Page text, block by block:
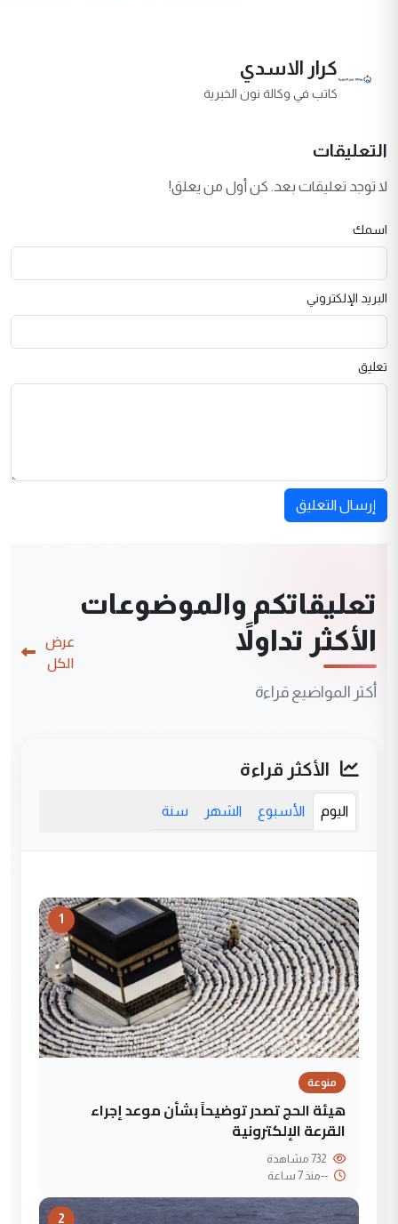
كرار الاسدي
كاتب في وكالة نون الخبرية
التعليقات
لا توجد تعليقات بعد. كن أول من يعلق!
اسمك
البريد الإلكتروني
تعليق
إرسال التعليق
تعليقاتكم والموضوعات
الأكثر تداولاً
أكثر المواضيع قراءة
عرض
الكل
الأكثر قراءة
اليوم الأسبوع الشهر سنة
1
منوعة
هيئة الحج تصدر توضيحاً بشأن موعد إجراء
القرعة الإلكترونية
--منذ 7 ساعة
2